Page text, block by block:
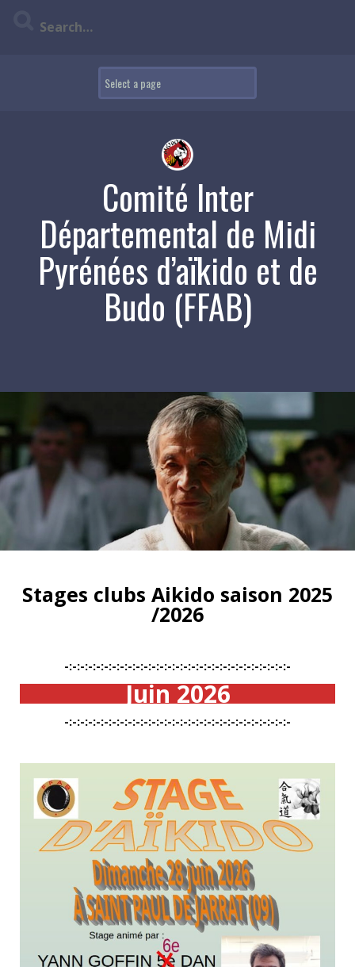
Comité Inter
Départemental de Midi
Pyrénées d’aïkido et de
Budo (FFAB)
Stages clubs Aikido saison 2025
/2026
-:-:-:-:-:-:-:-:-:-:-:-:-:-:-:-:-:-:-:-:-:-:-:-:-:-:-:-:-
Juin 2026
-:-:-:-:-:-:-:-:-:-:-:-:-:-:-:-:-:-:-:-:-:-:-:-:-:-:-:-:-